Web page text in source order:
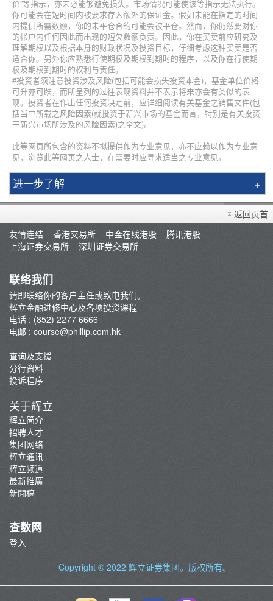
价”等指示，亦未必能够避免损失。市场情况可能使该等指示无法执行。
你可能会在短时间内被要求存入额外的保证金。假如未能在指定的时间
内提供所需数额，你的未平仓合约可能会被平仓。然而，你仍然要对你
的帐户内任何因此而出现的短欠数额负责。因此，你在买卖前应研究及
理解期权以及根据本身的财政状况及投资目标，仔细考虑这种买卖是否
适合你。另外你应熟悉行使期权及期权到期时的程序，以及你在行使期
权及期权到期时的权利与责任。
#投资者须注意投资涉及风险(包括可能会损失投资本金)，基金单位价格
可升亦可跌，而所呈列的过往表现资料并不表示将来亦会有类似的表
现。投资者在作出任何投资决定前，应详细阅读有关基金之销售文件(包
括当中所载之风险因素(就投资于新兴市场的基金而言，特别是有关投资
于新兴市场所涉及的风险因素)之全文)。
此等网页所包含的资料不拟提供作为专业意见，亦不应赖以作为专业意
见，浏览此等网页之人士，在需要时应寻求适当之专业意见。
进一步了解
简介
辉立课程
讲师
返回页首
友情连结
香港交易所 中金在线港股
腾讯港股
上海证券交易所
深圳证券交易所
联络我们
请即联络你的客户主任或致电我们。
辉立金融进修中心及各项投资课程
电话 : (852) 2277 6666
电邮 : course@phillip.com.hk
查询及支援
分行资料
投诉程序
关于辉立
辉立简介
招聘人才
集团网络
辉立通讯
辉立频道
最新推廣
新聞稿
查数网
登入
Copyright © 2022 辉立证券集团。版权所有。